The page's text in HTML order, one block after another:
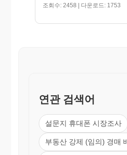
10.귀하께서 휴대폰 고장시
① 6개월이내 ② 1년 이상
⑤ 4년 이상
12.귀하께서 휴대폰을 교체
① 고장이나서
② 유행에 따라서
조회수: 2458 | 다운로드: 1753
연관 검색어
설문지 휴대폰 시장조사
부동산 강제 (임의) 경매